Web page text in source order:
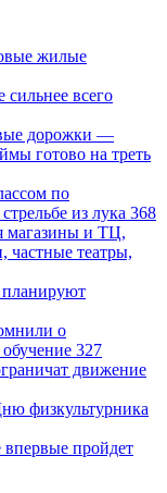
жилые
всего
дорожки —
готово на треть
по
из лука 368
магазины и ТЦ,
частные театры,
планируют
о
327
движение
физкультурника
впервые пройдет